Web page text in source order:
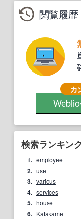
閲覧履歴
検索ランキン
1. employee
2. use
3. various
4. services
5. house
6. Katakame